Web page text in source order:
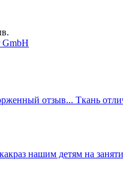
GmbH
отзыв... Ткань
нашим детям на